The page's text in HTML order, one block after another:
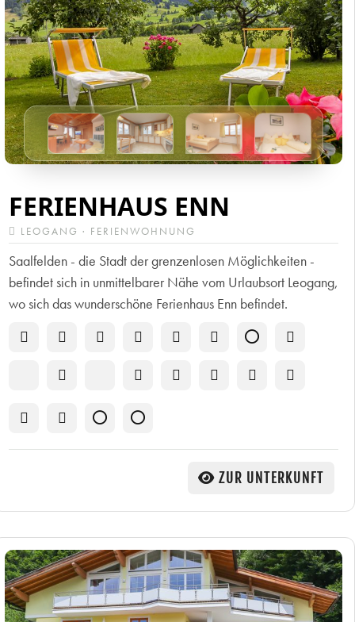
FERIENHAUS ENN
LEOGANG · FERIENWOHNUNG
Saalfelden - die Stadt der grenzenlosen Möglichkeiten -
befindet sich in unmittelbarer Nähe vom Urlaubsort Leogang,
wo sich das wunderschöne Ferienhaus Enn befindet.
ZUR UNTERKUNFT